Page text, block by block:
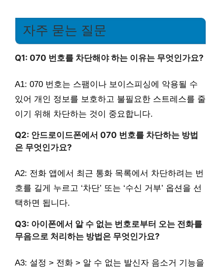
자주 묻는 질문
Q1: 070 번호를 차단해야 하는 이유는 무엇인가요?
A1: 070 번호는 스팸이나 보이스피싱에 악용될 수
있어 개인 정보를 보호하고 불필요한 스트레스를 줄
이기 위해 차단하는 것이 중요합니다.
Q2: 안드로이드폰에서 070 번호를 차단하는 방법
은 무엇인가요?
A2: 전화 앱에서 최근 통화 목록에서 차단하려는 번
호를 길게 누르고 ‘차단’ 또는 ‘수신 거부’ 옵션을 선
택하면 됩니다.
Q3: 아이폰에서 알 수 없는 번호로부터 오는 전화를
무음으로 처리하는 방법은 무엇인가요?
A3: 설정 > 전화 > 알 수 없는 발신자 음소거 기능을